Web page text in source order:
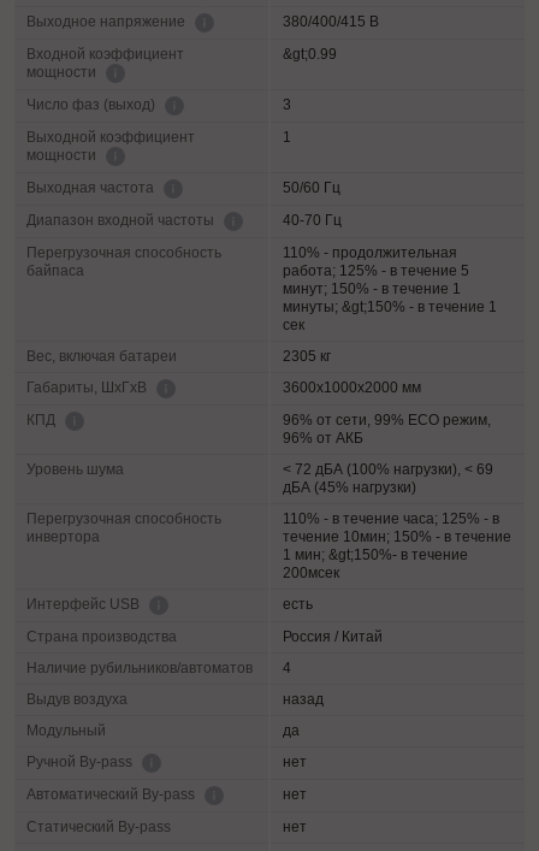
Выходное напряжение
380/400/415 В
Входной коэффициент
мощности
&gt;0.99
Число фаз (выход)
3
Выходной коэффициент
мощности
1
Выходная частота
50/60 Гц
Диапазон входной частоты
40-70 Гц
Перегрузочная способность
байпаса
110% - продолжительная
работа; 125% - в течение 5
минут; 150% - в течение 1
минуты; &gt;150% - в течение 1
сек
Вес, включая батареи
2305 кг
Габариты, ШхГхВ
3600х1000х2000 мм
КПД
96% от сети, 99% ECO режим,
96% от АКБ
Уровень шума
< 72 дБА (100% нагрузки), < 69
дБА (45% нагрузки)
Перегрузочная способность
инвертора
110% - в течение часа; 125% - в
течение 10мин; 150% - в течение
1 мин; &gt;150%- в течение
200мсек
Интерфейс USB
есть
Страна производства
Россия / Китай
Наличие рубильников/автоматов
4
Выдув воздуха
назад
Модульный
да
Ручной By-pass
нет
Автоматический By-pass
нет
Статический By-pass
нет